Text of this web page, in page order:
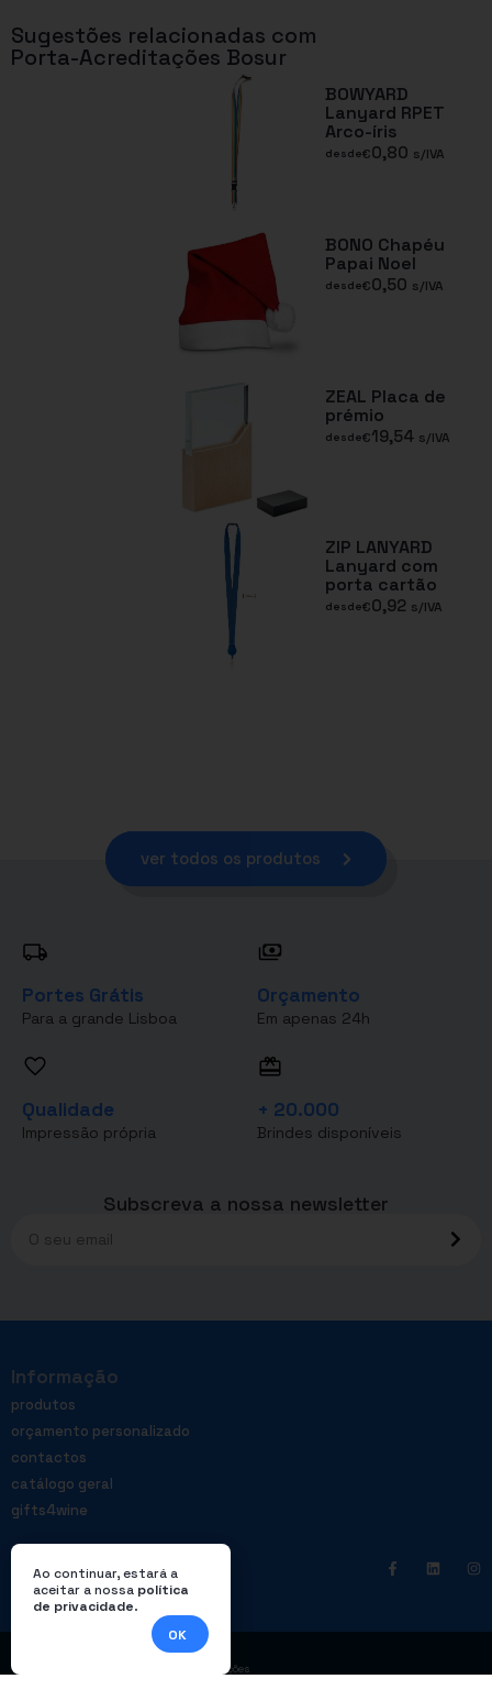
Sugestões relacionadas com
Porta-Acreditações Bosur
BOWYARD
Lanyard RPET
Arco-íris
desde€0,80 s/IVA
BONO Chapéu
Papai Noel
desde€0,50 s/IVA
ZEAL Placa de
prémio
desde€19,54 s/IVA
ZIP LANYARD
Lanyard com
porta cartão
desde€0,92 s/IVA
ver todos os produtos
Portes Grátis
Para a grande Lisboa
Orçamento
Em apenas 24h
Qualidade
Impressão própria
+ 20.000
Brindes disponíveis
Subscreva a nossa newsletter
Informação
produtos
orçamento personalizado
contactos
catálogo geral
gifts4wine
Livro de reclamações
Ao continuar, estará a
aceitar a nossa política
de privacidade.
OK